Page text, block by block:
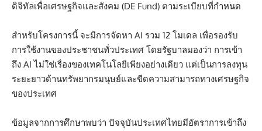
ดิจิทัลเพื่อเศรษฐกิจและสังคม (DE Fund) ตามระเบียบที่กำหนด
สำหรับโครงการนี้ จะมีการจัดหา AI รวม 12 โมเดล เพื่อรองรับ
การใช้งานของประชาชนทั่วประเทศ โดยรัฐบาลมองว่า การเข้า
ถึง AI ไม่ใช่เรื่องของเทคโนโลยีเพียงอย่างเดียว แต่เป็นการลงทุน
ระยะยาวด้านทรัพยากรมนุษย์และขีดความสามารถทางเศรษฐกิจ
ของประเทศ
ข้อมูลจากการศึกษาพบว่า ปัจจุบันประเทศไทยมีอัตราการเข้าถึง